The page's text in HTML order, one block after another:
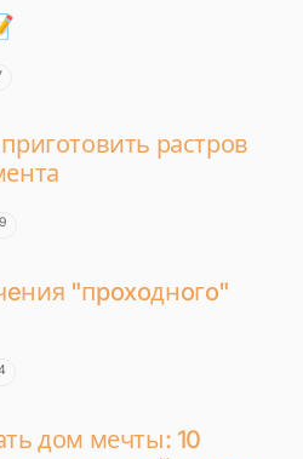
растров
"пpoxoднoгo"
дом мечты: 10